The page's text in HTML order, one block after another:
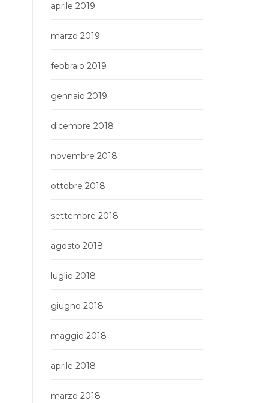
aprile 2019
marzo 2019
febbraio 2019
gennaio 2019
dicembre 2018
novembre 2018
ottobre 2018
settembre 2018
agosto 2018
luglio 2018
giugno 2018
maggio 2018
aprile 2018
marzo 2018